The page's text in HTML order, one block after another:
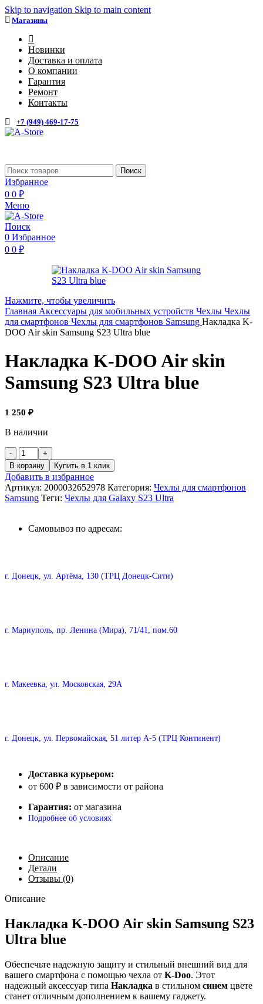
Skip to navigation Skip to main content
Магазины
Новинки
Доставка и оплата
О компании
Гарантия
Ремонт
Контакты
+7 (949) 469-17-75
Поиск
Избранное
0 0 ₽
Меню
Поиск
0 Избранное
0 0 ₽
Нажмите, чтобы увеличить
Главная Аксессуары для мобильных устройств Чехлы Чехлы
для смартфонов Чехлы для смартфонов Samsung Накладка K-
DOO Air skin Samsung S23 Ultra blue
Накладка K-DOO Air skin
Samsung S23 Ultra blue
1 250 ₽
В наличии
В корзину Купить в 1 клик
Добавить в избранное
Артикул: 2000032652978 Категория: Чехлы для смартфонов
Samsung Теги: Чехлы для Galaxy S23 Ultra
Самовывоз по адресам:
г. Донецк, ул. Артёма, 130 (ТРЦ Донецк-Сити)
г. Мариуполь, пр. Ленина (Мира), 71/41, пом.60
г. Макеевка, ул. Московская, 29А
г. Донецк, ул. Первомайская, 51 литер А-5 (ТРЦ Континент)
Доставка курьером:
от 600 ₽ в зависимости от района
Гарантия: от магазина
Подробнее об условиях
Описание
Детали
Отзывы (0)
Описание
Накладка K-DOO Air skin Samsung S23
Ultra blue
Обеспечьте надежную защиту и стильный внешний вид для
вашего смартфона с помощью чехла от K-Doo. Этот
надежный аксессуар типа Накладка в стильном синем цвете
станет отличным дополнением к вашему гаджету.